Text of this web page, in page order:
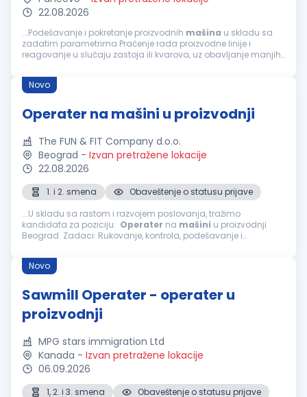
22.08.2026
...Podešavanje i pokretanje proizvodnih mašina u skladu sa
zadatim parametrima Praćenje rada proizvodne linije i
reagovanje u slučaju zastoja ili kvarova, uz obavljanje manjih
planom i zadatim normama...
Novo
Operater na mašini u proizvodnji
The FUN & FIT Company d.o.o.
Beograd - Izvan pretražene lokacije
22.08.2026
1. i 2. smena
Obaveštenje o statusu prijave
...U skladu sa rastom i razvojem poslovanja, tražimo
kandidata za poziciju: Operater na mašini u proizvodnji
Beograd Zadaci: Rukovanje, kontrola, podešavanje i
linije...
Novo
Sawmill Operater - operater u
proizvodnji
MPG stars immigration Ltd
Kanada - Izvan pretražene lokacije
06.09.2026
1, 2. i 3. smena
Obaveštenje o statusu prijave